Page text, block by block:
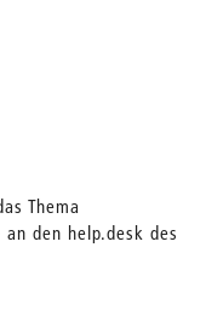
Thema
den help.desk des